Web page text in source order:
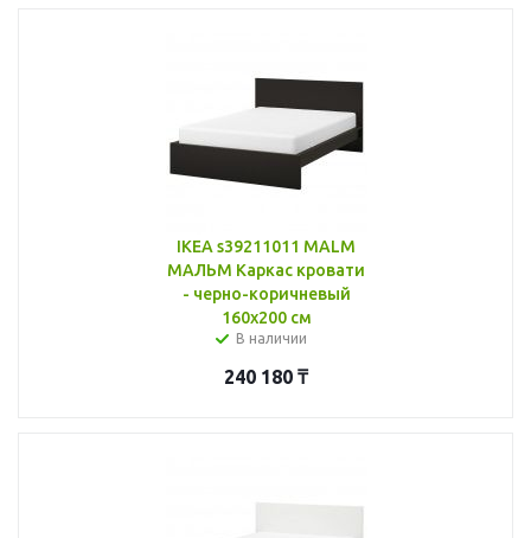
IKEA s39211011 MALM
МАЛЬМ Каркас кровати
- черно-коричневый
160x200 см
В наличии
240 180 ₸